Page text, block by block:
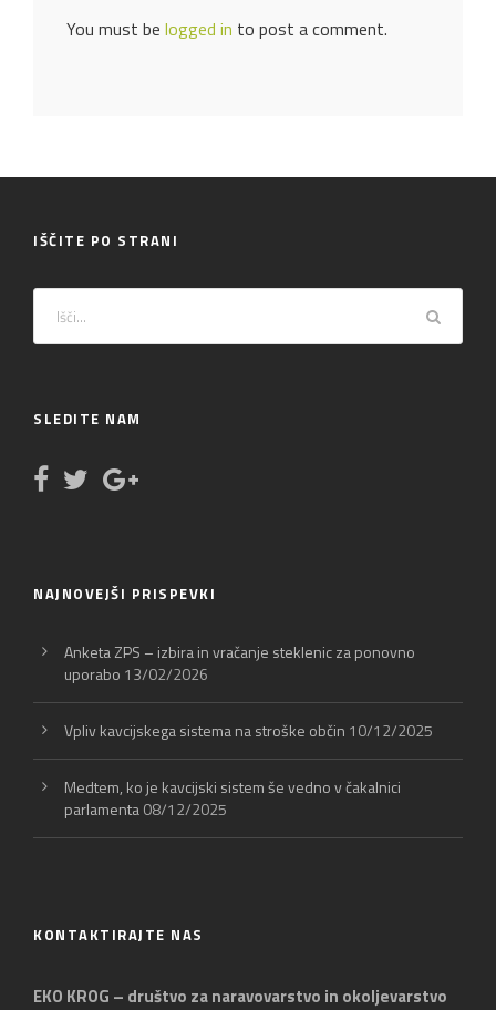
You must be logged in to post a comment.
IŠČITE PO STRANI
SLEDITE NAM
NAJNOVEJŠI PRISPEVKI
Anketa ZPS – izbira in vračanje steklenic za ponovno
uporabo 13/02/2026
Vpliv kavcijskega sistema na stroške občin 10/12/2025
Medtem, ko je kavcijski sistem še vedno v čakalnici
parlamenta08/12/2025
KONTAKTIRAJTE NAS
EKO KROG – društvo za naravovarstvo in okoljevarstvo